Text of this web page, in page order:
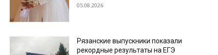
05.08.2026
Рязанские выпускники показали
рекордные результаты на ЕГЭ